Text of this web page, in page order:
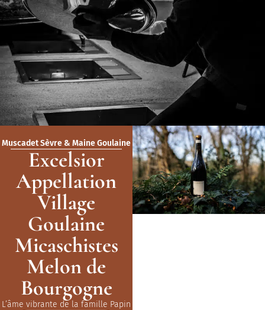
Muscadet Sèvre & Maine Goulaine
Excelsior
Appellation
Village
Goulaine
Micaschistes
Melon de
Bourgogne
L’âme vibrante de la famille Papin